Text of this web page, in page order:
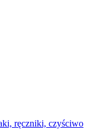
ręczniki, czyściwo